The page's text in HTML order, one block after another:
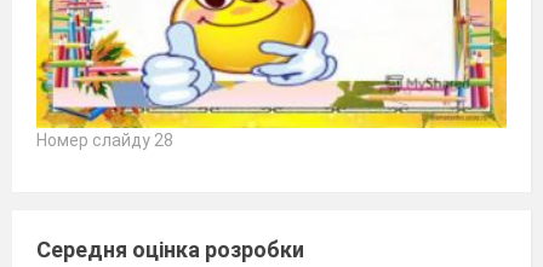
Номер слайду 28
Середня оцінка розробки